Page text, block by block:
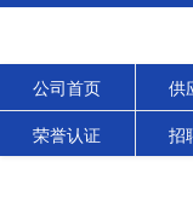
公司首页 供
荣誉认证 招